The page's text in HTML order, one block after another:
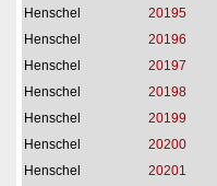
Henschel
20195
Henschel
20196
Henschel
20197
Henschel
20198
Henschel
20199
Henschel
20200
Henschel
20201